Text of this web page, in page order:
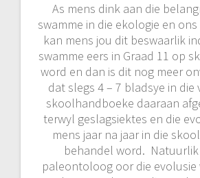
As mens dink aan die
swamme in die ekologie en
kan mens jou dit beswaarlik
swamme eers in Graad 11 op
word en dan is dit nog meer
dat slegs 4 – 7 bladsye in die
skoolhandboeke daaraan
terwyl geslagsiektes en die
mens jaar na jaar in die
behandel word. Natuurlik
paleontoloog oor die evolusie